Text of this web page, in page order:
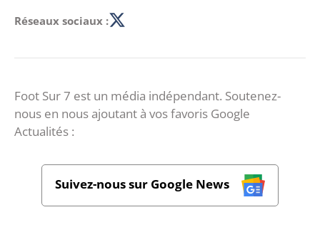
Réseaux sociaux :
Foot Sur 7 est un média indépendant. Soutenez-
nous en nous ajoutant à vos favoris Google
Actualités :
Suivez-nous sur Google News